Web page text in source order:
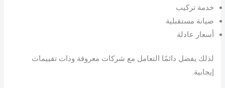
خدمة تركيب
صيانة مستقبلية
أسعار عادلة
لذلك يفضل دائمًا التعامل مع شركات معروفة وذات تقييمات
إيجابية.